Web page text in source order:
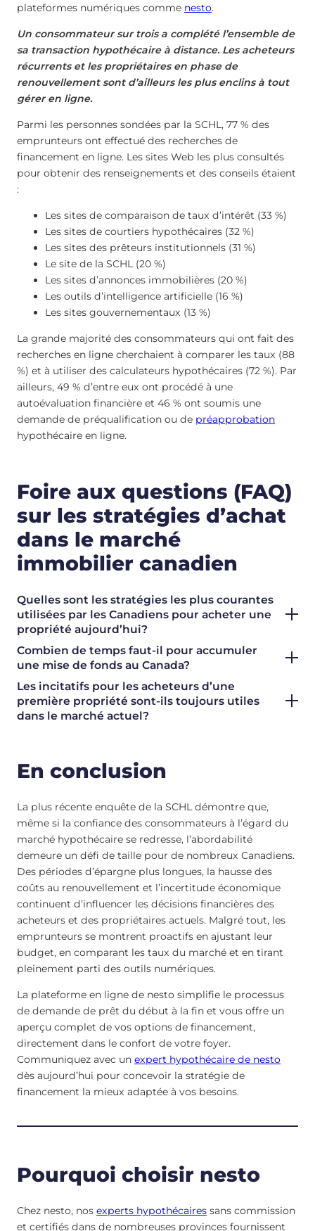
plateformes numériques comme nesto.
Un consommateur sur trois a complété l’ensemble de
sa transaction hypothécaire à distance. Les acheteurs
récurrents et les propriétaires en phase de
renouvellement sont d’ailleurs les plus enclins à tout
gérer en ligne.
Parmi les personnes sondées par la SCHL, 77 % des
emprunteurs ont effectué des recherches de
financement en ligne. Les sites Web les plus consultés
pour obtenir des renseignements et des conseils étaient
:
Les sites de comparaison de taux d’intérêt (33 %)
Les sites de courtiers hypothécaires (32 %)
Les sites des prêteurs institutionnels (31 %)
Le site de la SCHL (20 %)
Les sites d’annonces immobilières (20 %)
Les outils d’intelligence artificielle (16 %)
Les sites gouvernementaux (13 %)
La grande majorité des consommateurs qui ont fait des
recherches en ligne cherchaient à comparer les taux (88
%) et à utiliser des calculateurs hypothécaires (72 %). Par
ailleurs, 49 % d’entre eux ont procédé à une
autoévaluation financière et 46 % ont soumis une
demande de préqualification ou de préapprobation
hypothécaire en ligne.
Foire aux questions (FAQ)
sur les stratégies d’achat
dans le marché
immobilier canadien
Quelles sont les stratégies les plus courantes
utilisées par les Canadiens pour acheter une
propriété aujourd’hui?
Combien de temps faut-il pour accumuler
une mise de fonds au Canada?
Les incitatifs pour les acheteurs d’une
première propriété sont-ils toujours utiles
dans le marché actuel?
En conclusion
La plus récente enquête de la SCHL démontre que,
même si la confiance des consommateurs à l’égard du
marché hypothécaire se redresse, l’abordabilité
demeure un défi de taille pour de nombreux Canadiens.
Des périodes d’épargne plus longues, la hausse des
coûts au renouvellement et l’incertitude économique
continuent d’influencer les décisions financières des
acheteurs et des propriétaires actuels. Malgré tout, les
emprunteurs se montrent proactifs en ajustant leur
budget, en comparant les taux du marché et en tirant
pleinement parti des outils numériques.
La plateforme en ligne de nesto simplifie le processus
de demande de prêt du début à la fin et vous offre un
aperçu complet de vos options de financement,
directement dans le confort de votre foyer.
Communiquez avec un expert hypothécaire de nesto
dès aujourd’hui pour concevoir la stratégie de
financement la mieux adaptée à vos besoins.
Pourquoi choisir nesto
Chez nesto, nos experts hypothécaires sans commission
et certifiés dans de nombreuses provinces fournissent